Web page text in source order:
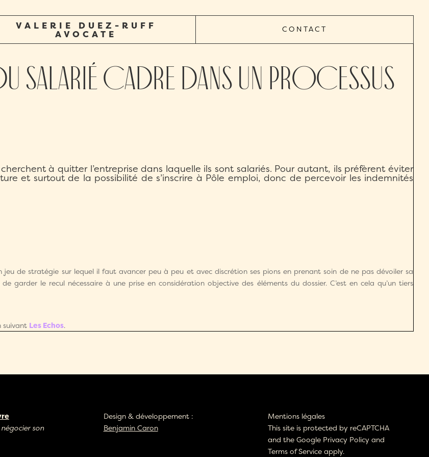
VALERIE DUEZ-RUFF
AVOCATE CONTACT
salarié cadre dans un processus
à quitter l’entreprise dans laquelle ils sont salariés. Pour autant, ils préfèrent éviter
et surtout de la possibilité de s’inscrire à Pôle emploi, donc de percevoir les indemnités
de stratégie sur lequel il faut avancer peu à peu et avec discrétion ses pions en prenant soin de ne pas dévoiler sa
garder le recul nécessaire à une prise en considération objective des éléments du dossier. C’est en cela qu’un tiers
suivant Les Echos.
son
Design & développement :
Benjamin Caron
Mentions légales
This site is protected by reCAPTCHA
and the Google Privacy Policy and
Terms of Service apply.